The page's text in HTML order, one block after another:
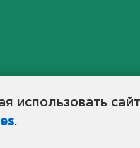
использовать
.
области,
станет
в 47-м регионе